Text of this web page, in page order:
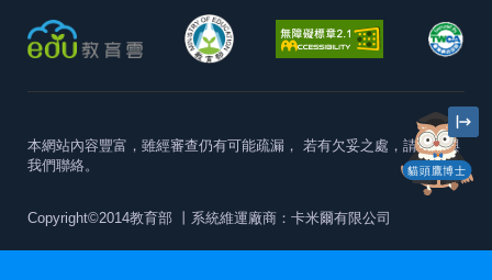
貓頭鷹博士
本網站內容豐富，雖經審查仍有可能疏漏， 若有欠妥之處，請隨時與
我們聯絡。
Copyright©2014教育部 丨系統維運廠商：卡米爾有限公司